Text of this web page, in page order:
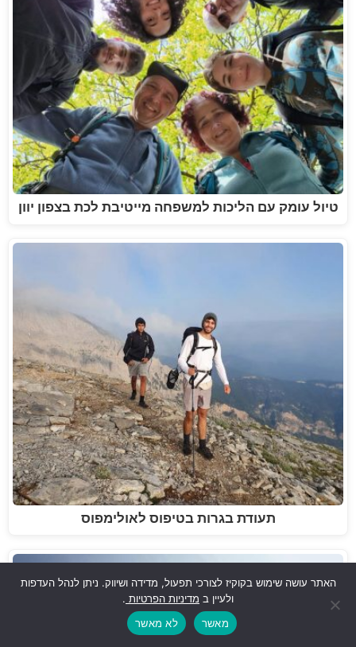
טיול עומק עם הליכות למשפחה מייטיבת לכת בצפון יוון
תעודת בגרות בטיפוס לאולימפוס
האתר עושה שימוש בקוקיז לצורכי תפעול, מדידה ושיווק. ניתן לנהל העדפות
ולעיין ב מדיניות הפרטיות .
מאשר
לא מאשר